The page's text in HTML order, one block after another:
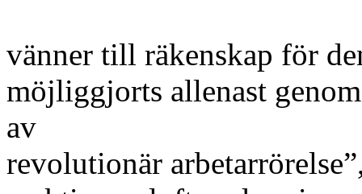
vänner till räkenskap för
möjliggjorts allenast
av
revolutionär